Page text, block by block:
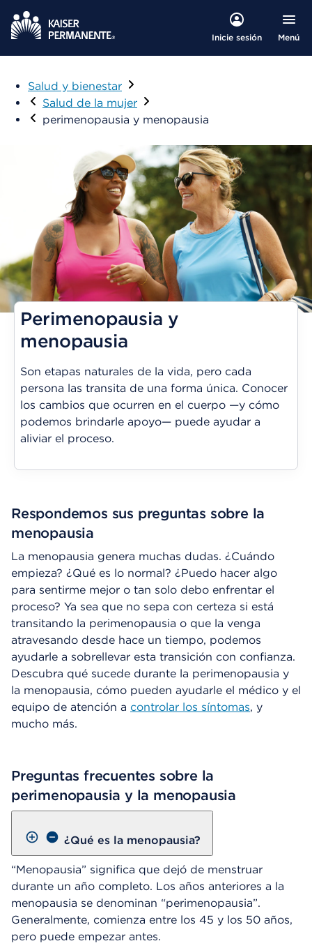
Inicie sesión Menú
Salud y bienestar
Visitar
Salud de la mujer
perimenopausia y menopausia
Perimenopausia y
menopausia
Son etapas naturales de la vida, pero cada
persona las transita de una forma única. Conocer
los cambios que ocurren en el cuerpo —y cómo
podemos brindarle apoyo— puede ayudar a
aliviar el proceso.
Respondemos sus preguntas sobre la
menopausia
La menopausia genera muchas dudas. ¿Cuándo
empieza? ¿Qué es lo normal? ¿Puedo hacer algo
para sentirme mejor o tan solo debo enfrentar el
proceso? Ya sea que no sepa con certeza si está
transitando la perimenopausia o que la venga
atravesando desde hace un tiempo, podemos
ayudarle a sobrellevar esta transición con confianza.
Descubra qué sucede durante la perimenopausia y
la menopausia, cómo pueden ayudarle el médico y el
equipo de atención a controlar los síntomas, y
mucho más.
Preguntas frecuentes sobre la
perimenopausia y la menopausia
¿Qué es la menopausia?
“Menopausia” significa que dejó de menstruar
durante un año completo. Los años anteriores a la
menopausia se denominan “perimenopausia”.
Generalmente, comienza entre los 45 y los 50 años,
pero puede empezar antes.